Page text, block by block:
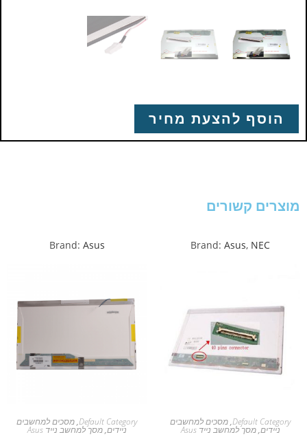
הוסף להצעת מחיר
מוצרים קשורים
Brand: Asus, NEC
Default Category
,מסכים למחשבים
ניידים,מסך למחשב נייד Asus
Brand: Asus
Default Category
,מסכים למחשבים
ניידים,מסך למחשב נייד Asus